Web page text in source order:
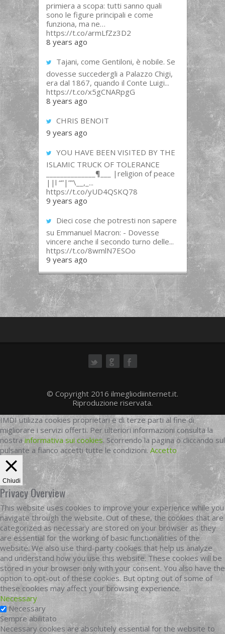
primiera a scopa: tutti sanno quali
sono le figure principali e come
funziona, ma ne…
https://t.co/armLfZz3D2
8 years ago
Tajani, come Gentiloni, è nobile. Se
dovesse succedergli a Palazzo Chigi,
era dal 1867, quando il Conte Luigi...
https://t.co/x5gCNARpgG
8 years ago
CHRIS BENOIT
9 years ago
YOU HAVE BEEN VISITED BY THE
ISLAMIC TRUCK OF TOLERANCE
______________¶___ |religion of peace
||l “”|””\__,_...
https://t.co/yUD4QSKQ78
9 years ago
Dieci cose che potresti non sapere
su Emmanuel Macron: - Dovesse
vincere anche il secondo turno delle...
https://t.co/8wmlN7ESOo
9 years ago
© Copyright 2016 ilmegliodiinternet.it.
Riproduzione riservata.
IMDI utilizza cookies proprietari e di terze parti al fine di
migliorare i servizi offerti. Per ulteriori informazioni consulta la
nostrainformativa sui cookies. Scorrendo la pagina o cliccando sul
pulsante a fianco accetti tutte le condizioni. Accetto
Chiudi
Privacy Overview
This website uses cookies to improve your experience while you
navigate through the website. Out of these, the cookies that are
categorized as necessary are stored on your browser as they
are essential for the working of basic functionalities of the
website. We also use third-party cookies that help us analyze
and understand how you use this website. These cookies will be
stored in your browser only with your consent. You also have the
option to opt-out of these cookies. But opting out of some of
these cookies may affect your browsing experience.
Necessary
Necessary
Sempre abilitato
Necessary cookies are absolutely essential for the website to